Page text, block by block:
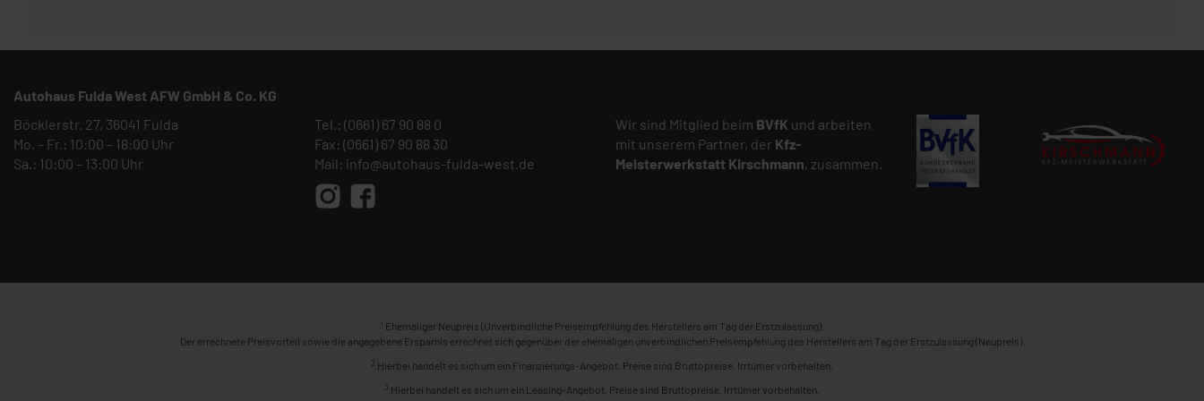
Autohaus Fulda West AFW GmbH & Co. KG
Böcklerstr. 27, 36041 Fulda
Mo. – Fr.: 10:00 – 18:00 Uhr
Sa.: 10:00 – 13:00 Uhr
Tel.: (0661) 67 90 88 0
Fax: (0661) 67 90 88 30
Mail: info@autohaus-fulda-west.de
Wir sind Mitglied beim BVfK und arbeiten
mit unserem Partner, der Kfz-
Meisterwerkstatt Kirschmann, zusammen.
1 Ehemaliger Neupreis (Unverbindliche Preisempfehlung des Herstellers am Tag der Erstzulassung).
Der errechnete Preisvorteil sowie die angegebene Ersparnis errechnet sich gegenüber der ehemaligen unverbindlichen Preisempfehlung des Herstellers am Tag der Erstzulassung (Neupreis).
2 Hierbei handelt es sich um ein Finanzierungs-Angebot. Preise sind Bruttopreise. Irrtümer vorbehalten.
3 Hierbei handelt es sich um ein Leasing-Angebot. Preise sind Bruttopreise. Irrtümer vorbehalten.